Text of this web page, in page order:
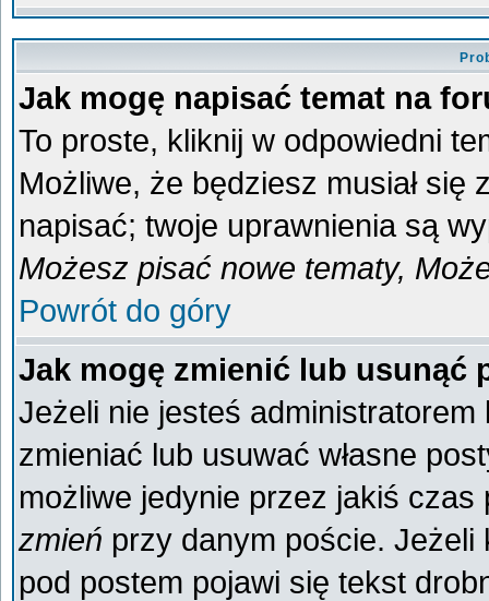
Jak mogę napisać temat na
To proste, kliknij w odpowiedni
Możliwe, że będziesz musiał się
napisać; twoje uprawnienia są
Możesz pisać nowe tematy,
Powrót do góry
Jak mogę zmienić lub usunąć
Jeżeli nie jesteś
zmieniać lub usuwać własne
możliwe jedynie przez jakiś
zmień przy danym poście. Jeżeli
pod postem pojawi się tekst